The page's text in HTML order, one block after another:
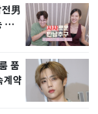
男
화
품
계약